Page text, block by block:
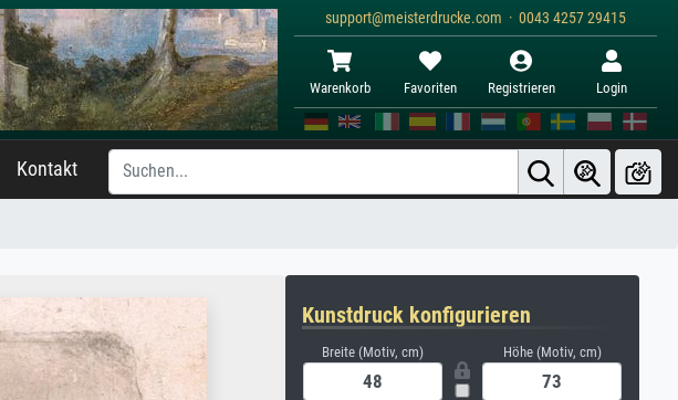
support@meisterdrucke.com · 0043 4257 29415
Warenkorb Favoriten Registrieren Login
Kontakt
Kunstdruck konfigurieren
Breite (Motiv, cm) Höhe (Motiv, cm)